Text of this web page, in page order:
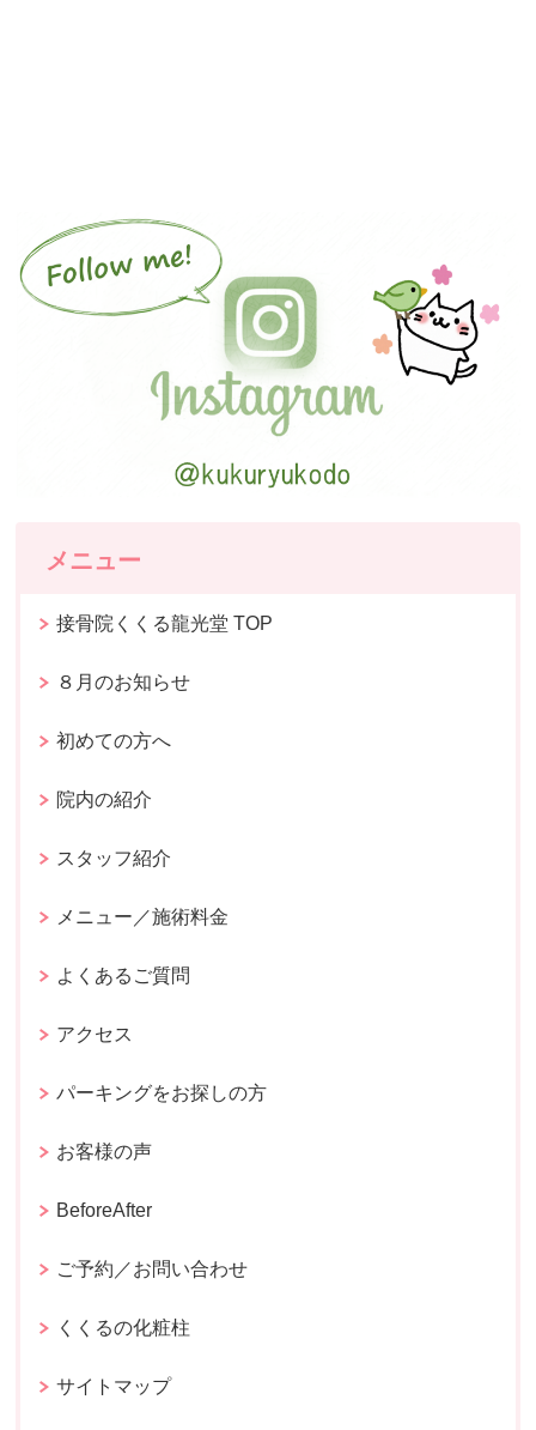
メニュー
接骨院くくる龍光堂 TOP
８月のお知らせ
初めての方へ
院内の紹介
スタッフ紹介
メニュー／施術料金
よくあるご質問
アクセス
パーキングをお探しの方
お客様の声
BeforeAfter
ご予約／お問い合わせ
くくるの化粧柱
サイトマップ